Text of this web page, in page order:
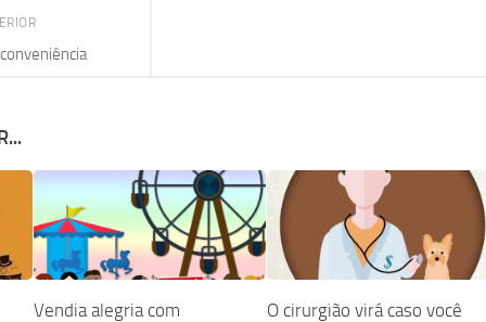
Vendia alegria com
O cirurgião virá caso você